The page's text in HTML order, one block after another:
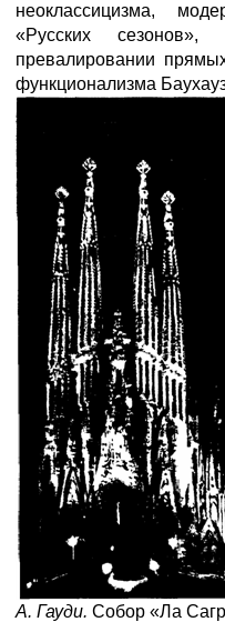
неоклассицизма,
«Русских
превалировании
функционализма
А. Гауди. Собор «Ла